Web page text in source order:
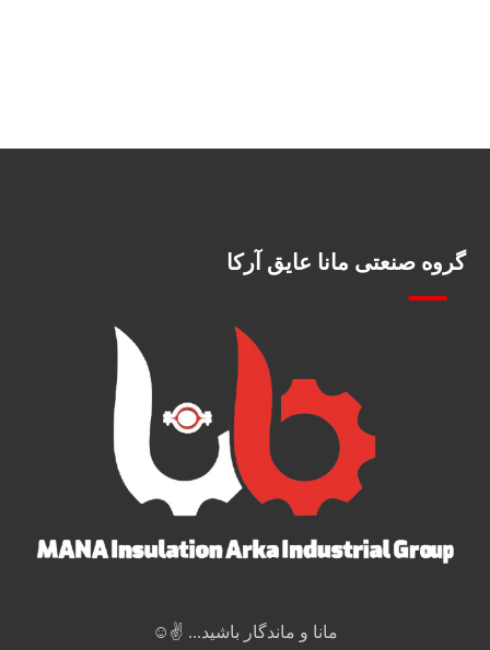
گروه صنعتی مانا عایق آرکا
مانا و ماندگار باشید... ✌️☺️